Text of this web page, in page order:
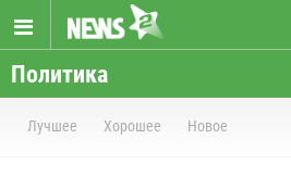
Политика
Лучшее Хорошее Новое